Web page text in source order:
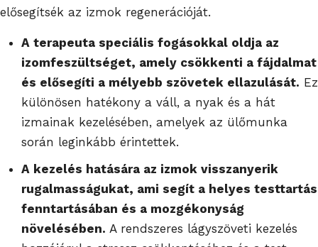
elősegítsék az izmok regenerációját.
A terapeuta speciális fogásokkal oldja az
izomfeszültséget, amely csökkenti a fájdalmat
és elősegíti a mélyebb szövetek ellazulását. Ez
különösen hatékony a váll, a nyak és a hát
izmainak kezelésében, amelyek az ülőmunka
során leginkább érintettek.
A kezelés hatására az izmok visszanyerik
rugalmasságukat, ami segít a helyes testtartás
fenntartásában és a mozgékonyság
növelésében. A rendszeres lágyszöveti kezelés